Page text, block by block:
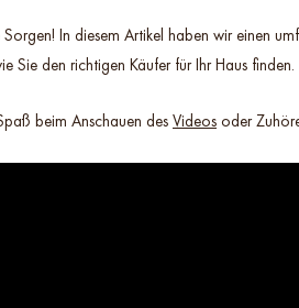
In diesem Artikel haben wir einen
Sie den richtigen Käufer für Ihr Haus finden.
beim Anschauen des Videos oder